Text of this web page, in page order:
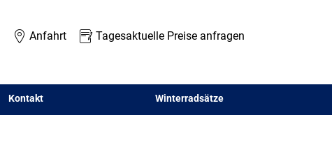
Anfahrt Tagesaktuelle Preise anfragen
Kontakt Winterradsätze